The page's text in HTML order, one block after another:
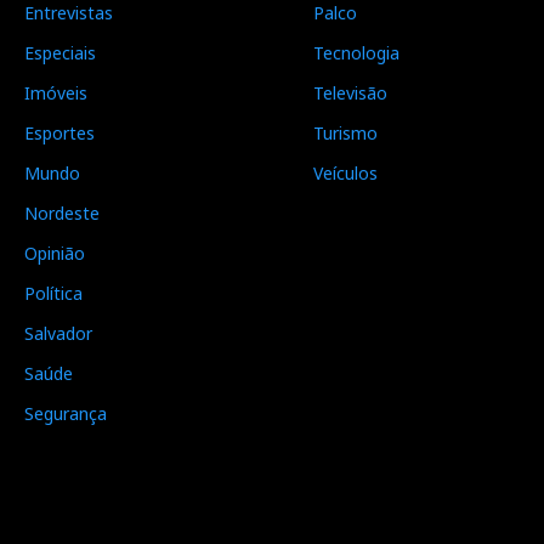
Entrevistas
Especiais
Imóveis
Esportes
Mundo
Nordeste
Opinião
Política
Salvador
Saúde
Segurança
Palco
Tecnologia
Televisão
Turismo
Veículos